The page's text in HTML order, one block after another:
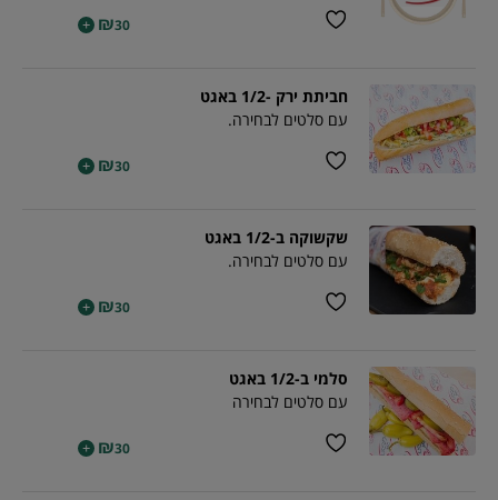
₪30
+
חביתת ירק -1/2 באגט
עם סלטים לבחירה.
₪30
+
שקשוקה ב-1/2 באגט
עם סלטים לבחירה.
₪30
+
סלמי ב-1/2 באגט
עם סלטים לבחירה
₪30
+